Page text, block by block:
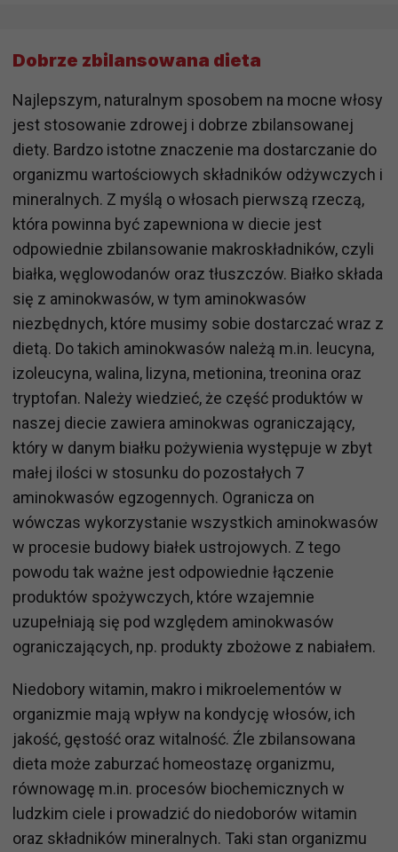
Dobrze zbilansowana dieta
Najlepszym, naturalnym sposobem na mocne włosy
jest stosowanie zdrowej i dobrze zbilansowanej
diety. Bardzo istotne znaczenie ma dostarczanie do
organizmu wartościowych składników odżywczych i
mineralnych. Z myślą o włosach pierwszą rzeczą,
która powinna być zapewniona w diecie jest
odpowiednie zbilansowanie makroskładników, czyli
białka, węglowodanów oraz tłuszczów. Białko składa
się z aminokwasów, w tym aminokwasów
niezbędnych, które musimy sobie dostarczać wraz z
dietą. Do takich aminokwasów należą m.in. leucyna,
izoleucyna, walina, lizyna, metionina, treonina oraz
tryptofan. Należy wiedzieć, że część produktów w
naszej diecie zawiera aminokwas ograniczający,
który w danym białku pożywienia występuje w zbyt
małej ilości w stosunku do pozostałych 7
aminokwasów egzogennych. Ogranicza on
wówczas wykorzystanie wszystkich aminokwasów
w procesie budowy białek ustrojowych. Z tego
powodu tak ważne jest odpowiednie łączenie
produktów spożywczych, które wzajemnie
uzupełniają się pod względem aminokwasów
ograniczających, np. produkty zbożowe z nabiałem.
Niedobory witamin, makro i mikroelementów w
organizmie mają wpływ na kondycję włosów, ich
jakość, gęstość oraz witalność. Źle zbilansowana
dieta może zaburzać homeostazę organizmu,
równowagę m.in. procesów biochemicznych w
ludzkim ciele i prowadzić do niedoborów witamin
oraz składników mineralnych. Taki stan organizmu